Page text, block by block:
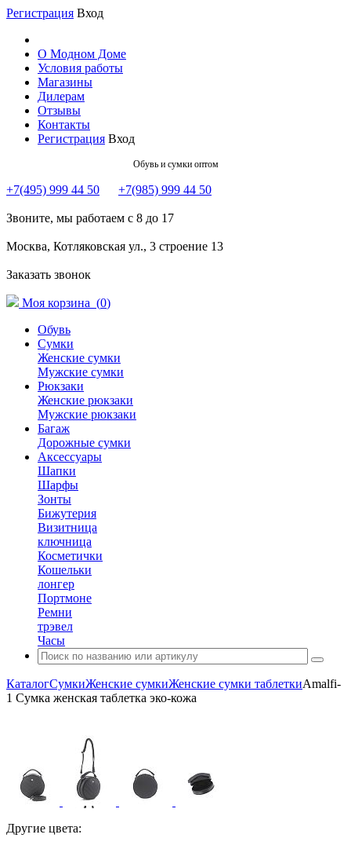
Регистрация Вход
О Модном Доме
Условия работы
Магазины
Дилерам
Отзывы
Контакты
Регистрация Вход
Обувь и сумки оптом
+7(495) 999 44 50 +7(985) 999 44 50
Звоните, мы работаем с 8 до 17
Москва, Котляковская ул., 3 строение 13
Заказать звонок
Моя корзина (0)
Обувь
Сумки
Женские сумки
Мужские сумки
Рюкзаки
Женские рюкзаки
Мужские рюкзаки
Багаж
Дорожные сумки
Аксессуары
Шапки
Шарфы
Зонты
Бижутерия
Визитница
ключница
Косметички
Кошельки
лонгер
Портмоне
Ремни
трэвел
Часы
КаталогСумкиЖенские сумкиЖенские сумки таблеткиAmalfi-
1 Сумка женская таблетка эко-кожа
Другие цвета: